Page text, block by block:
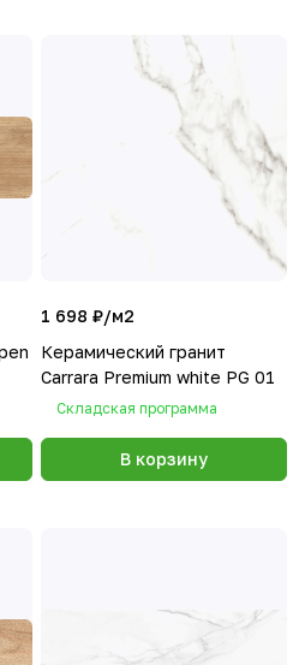
1 698 ₽/м2
Керамический гранит
Carrara Premium white PG 01
Складская программа
В корзину